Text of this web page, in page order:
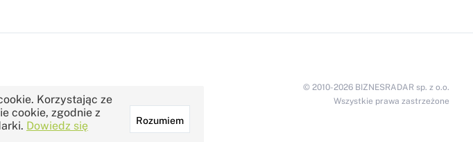
© 2010-2026 BIZNESRADAR sp. z o.o.
Wszystkie prawa zastrzeżone
Korzystając ze
cookie, zgodnie z
Dowiedz się
Rozumiem